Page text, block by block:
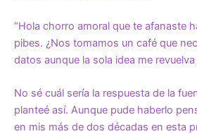
“Hola chorro amoral que te afanaste
pibes. ¿Nos tomamos un café que
datos aunque la sola idea me
No sé cuál sería la respuesta de la
planteé así. Aunque pude haberlo
en mis más de dos décadas en esta